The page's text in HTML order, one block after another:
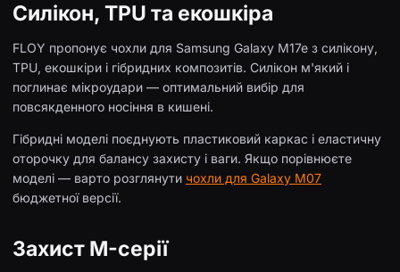
Силікон, TPU та екошкіра
FLOY пропонує чохли для Samsung Galaxy M17e з силікону,
TPU, екошкіри і гібридних композитів. Силікон м'який і
поглинає мікроудари — оптимальний вибір для
повсякденного носіння в кишені.
Гібридні моделі поєднують пластиковий каркас і еластичну
оторочку для балансу захисту і ваги. Якщо порівнюєте
моделі — варто розглянути чохли для Galaxy M07
бюджетної версії.
Захист M-серії